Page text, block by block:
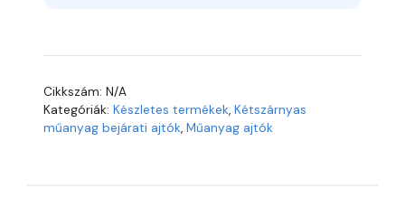
Cikkszám: N/A
Kategóriák: Készletes termékek, Kétszárnyas
műanyag bejárati ajtók, Műanyag ajtók